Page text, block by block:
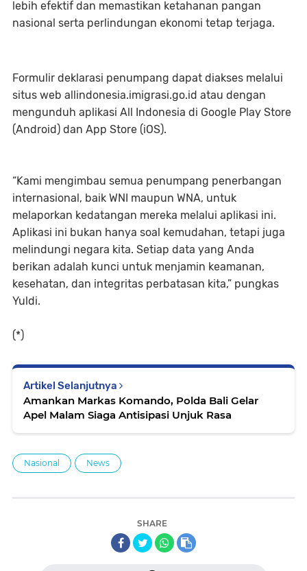
lebih efektif dan memastikan ketahanan pangan
nasional serta perlindungan ekonomi tetap terjaga.
Formulir deklarasi penumpang dapat diakses melalui
situs web allindonesia.imigrasi.go.id atau dengan
mengunduh aplikasi All Indonesia di Google Play Store
(Android) dan App Store (iOS).
“Kami mengimbau semua penumpang penerbangan
internasional, baik WNI maupun WNA, untuk
melaporkan kedatangan mereka melalui aplikasi ini.
Aplikasi ini bukan hanya soal kemudahan, tetapi juga
melindungi negara kita. Setiap data yang Anda
berikan adalah kunci untuk menjamin keamanan,
kesehatan, dan integritas perbatasan kita,” pungkas
Yuldi.
(*)
Artikel Selanjutnya
Amankan Markas Komando, Polda Bali Gelar
Apel Malam Siaga Antisipasi Unjuk Rasa
Nasional News
SHARE